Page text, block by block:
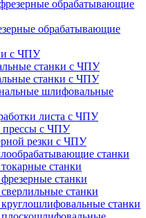
обрабатывающие
обрабатывающие
с ЧПУ
станки с ЧПУ
станки с ЧПУ
шлифовальные
листа с ЧПУ
прессы с ЧПУ
резки с ЧПУ
станки
станки
станки
станки
станки